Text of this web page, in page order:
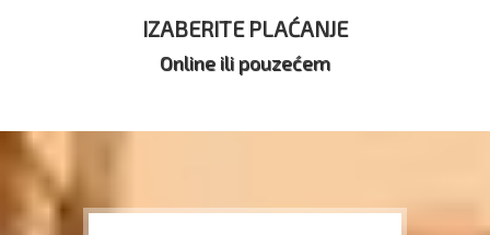
IZABERITE PLAĆANJE
Online ili pouzećem